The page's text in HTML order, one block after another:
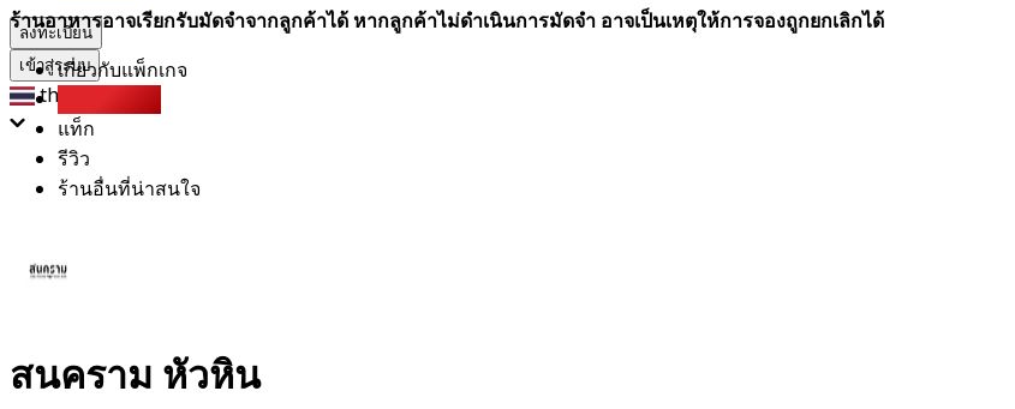
ลงทะเบียน
เข้าสู่ระบบ
th
ร้านอาหารอาจเรียกรับมัดจำจากลูกค้าได้ หากลูกค้าไม่ดำเนินการมัดจำ อาจเป็นเหตุให้การจองถูกยกเลิกได้
เกี่ยวกับแพ็กเกจ
แท็ก
รีวิว
ร้านอื่นที่น่าสนใจ
สนคราม หัวหิน